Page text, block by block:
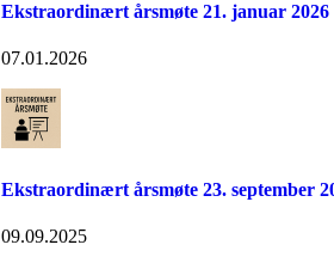
Ekstraordinært årsmøte 21. januar 2026
07.01.2026
Ekstraordinært årsmøte 23. september
09.09.2025